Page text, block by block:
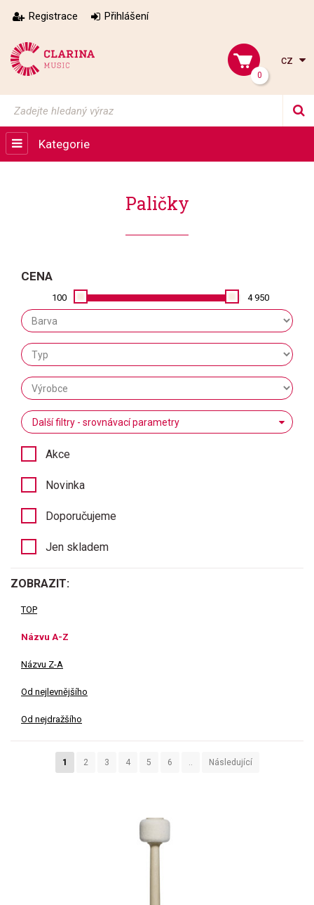
Registrace Přihlášení
0
cz
Kategorie
Paličky
CENA
100 4 950
Další filtry - srovnávací parametry
Akce
Novinka
Doporučujeme
Jen skladem
ZOBRAZIT:
TOP
Názvu A-Z
Názvu Z-A
Od nejlevnějšího
Od nejdražšího
1 2 3 4 5 6 .. Následující